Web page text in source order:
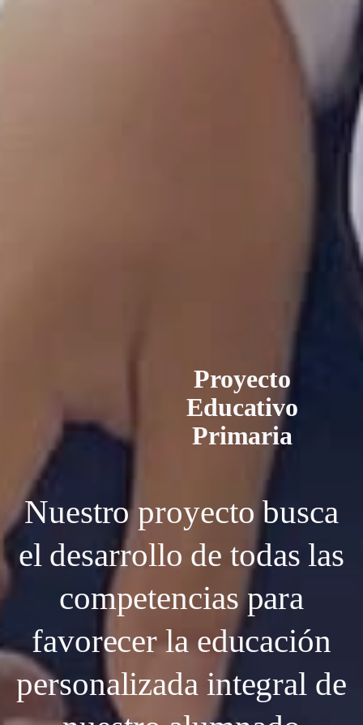
Proyecto
Educativo
Primaria
Nuestro proyecto busca
el desarrollo de todas las
competencias para
favorecer la educación
personalizada integral de